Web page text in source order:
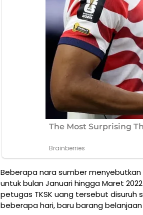
Beberapa nara sumber
untuk bulan Januari hingga Maret
petugas TKSK uang tersebut disuruh
beberapa hari, baru barang